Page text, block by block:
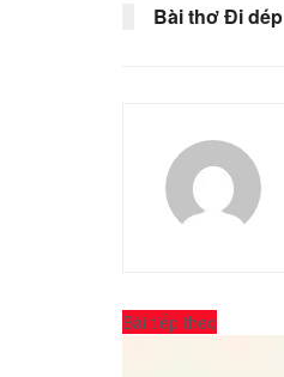
Bài thơ Đi dép
Bài tiếp theo